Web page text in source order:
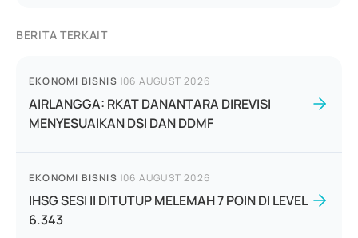
BERITA TERKAIT
EKONOMI BISNIS |06 AUGUST 2026
AIRLANGGA: RKAT DANANTARA DIREVISI
MENYESUAIKAN DSI DAN DDMF
EKONOMI BISNIS |06 AUGUST 2026
IHSG SESI II DITUTUP MELEMAH 7 POIN DI LEVEL
6.343